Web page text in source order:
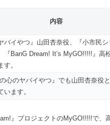
内容
バイやつ』山田杏奈役、『小市民
『BanG Dream! It’s MyGO!!!!!』高
。
の心のヤバイやつ』でも山田杏奈役
います。
』プロジェクトのMyGO!!!!!で、